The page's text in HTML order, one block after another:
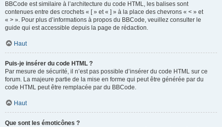
BBCode est similaire à l’architecture du code HTML, les balises sont
contenues entre des crochets « [ » et « ] » à la place des chevrons « < » et
« > ». Pour plus d’informations à propos du BBCode, veuillez consulter le
guide qui est accessible depuis la page de rédaction.
Haut
Puis-je insérer du code HTML ?
Par mesure de sécurité, il n’est pas possible d’insérer du code HTML sur ce
forum. La majeure partie de la mise en forme qui peut être générée par du
code HTML peut être remplacée par du BBCode.
Haut
Que sont les émoticônes ?